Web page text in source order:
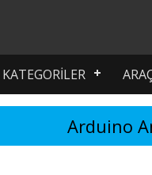
KATEGORILER
Arduino